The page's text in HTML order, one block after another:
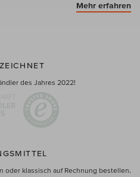
Mehr erfahren
des Jahres 2022!
oder klassisch auf Rechnung bestellen.